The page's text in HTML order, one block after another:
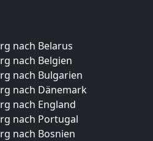
nach Belarus
nach Belgien
nach Bulgarien
nach Dänemark
nach England
nach Portugal
nach Bosnien